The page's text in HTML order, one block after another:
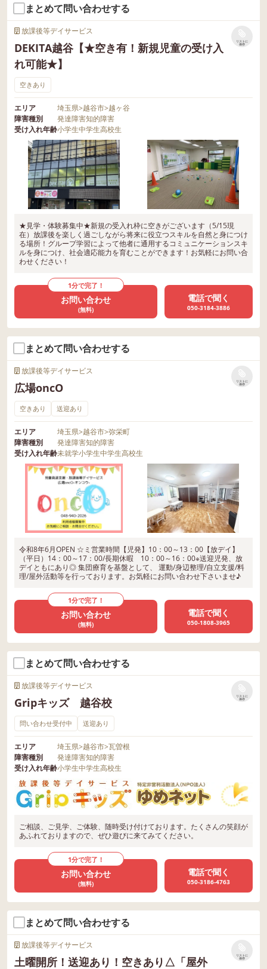
まとめて問い合わせする
放課後等デイサービス
DEKITA越谷【★空き有！新規児童の受け入
れ可能★】
リストに
保存
空きあり
エリア 埼玉県>越谷市>越ヶ谷
障害種別
発達障害知的障害
受け入れ年齢小学生中学生高校生
★見学・体験募集中★新規の受入れ枠に空きがございます（5/15現
在）放課後を楽しく過ごしながら将来に役立つスキルを自然と身につけ
る場所！グループ学習によって他者に通用するコミュニケーションスキ
ルを身につけ、社会適応能力を育むことができます！お気軽にお問い合
わせください！
1分で完了！
お問い合わせ
(無料)
電話で聞く
050-3184-3886
まとめて問い合わせする
放課後等デイサービス
広場oncO
リストに
保存
空きあり 送迎あり
エリア 埼玉県>越谷市>弥栄町
障害種別
発達障害知的障害
受け入れ年齢未就学小学生中学生高校生
令和8年6月OPEN ☆ミ営業時間【児発】10：00～13：00【放デイ】
（平日）14：00～17：00/長期休暇 10：00～16：00※送迎児発、放
デイともにあり◎ 集団療育を基盤として、 運動/身辺整理/自立支援/料
理/屋外活動等を行っております。お気軽にお問い合わせ下さいませ♪
1分で完了！
お問い合わせ
(無料)
電話で聞く
050-1808-3965
まとめて問い合わせする
放課後等デイサービス
Gripキッズ 越谷校
リストに
保存
問い合わせ受付中 送迎あり
エリア 埼玉県>越谷市>瓦曽根
障害種別
発達障害知的障害
受け入れ年齢小学生中学生高校生
ご相談、ご見学、ご体験、随時受け付けております。たくさんの笑顔が
あふれておりますので、ぜひ遊びに来てみてください。
1分で完了！
お問い合わせ
(無料)
電話で聞く
050-3186-4763
まとめて問い合わせする
放課後等デイサービス
土曜開所！送迎あり！空きあり△「屋外
リストに
保存